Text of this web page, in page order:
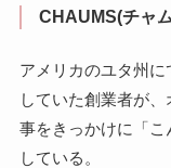
CHAUMS(チャ
アメリカのユタ州
していた創業者が
事をきっかけに「
している。